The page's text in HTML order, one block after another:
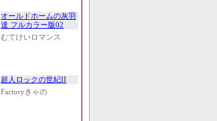
オールドホームの灰羽
達 フルカラー版02
むてけいロマンス
超人ロックの世紀II
Factoryきゃの